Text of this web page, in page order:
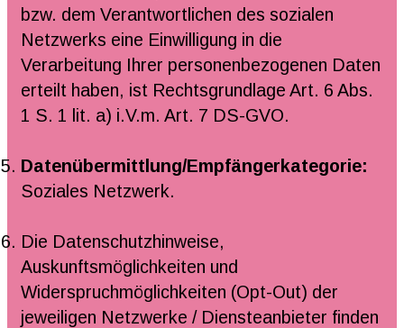
bzw. dem Verantwortlichen des sozialen
Netzwerks eine Einwilligung in die
Verarbeitung Ihrer personenbezogenen Daten
erteilt haben, ist Rechtsgrundlage Art. 6 Abs.
1 S. 1 lit. a) i.V.m. Art. 7 DS-GVO.
Datenübermittlung/Empfängerkategorie:
Soziales Netzwerk.
Die Datenschutzhinweise,
Auskunftsmöglichkeiten und
Widerspruchmöglichkeiten (Opt-Out) der
jeweiligen Netzwerke / Diensteanbieter finden